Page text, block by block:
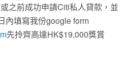
或之前成功申請Citi私人貸款， 並
日內填寫我份google form
先拎齊高達HK$19,000獎賞